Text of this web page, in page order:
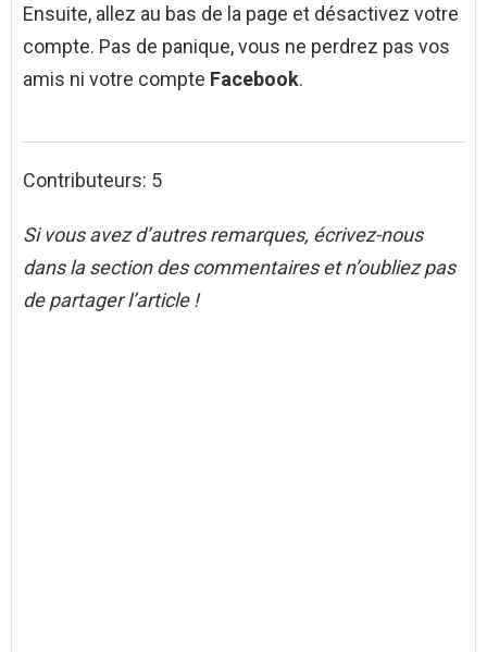
Ensuite, allez au bas de la page et désactivez votre
compte. Pas de panique, vous ne perdrez pas vos
amis ni votre compte Facebook.
Contributeurs: 5
Si vous avez d’autres remarques, écrivez-nous
dans la section des commentaires et n’oubliez pas
de partager l’article !